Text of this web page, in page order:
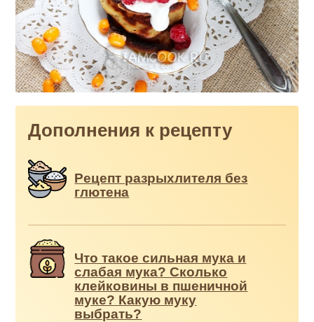
Дополнения к рецепту
Рецепт разрыхлителя без
глютена
Что такое сильная мука и
слабая мука? Сколько
клейковины в пшеничной
муке? Какую муку
выбрать?